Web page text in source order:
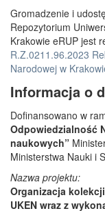
Gromadzenie i
Repozytorium
Krakowie eRUP jest
R.Z.0211.96.2023
Narodowej w
Informacja o
Dofinansowano w
Odpowiedzialność
naukowych”
Ministerstwa Nauki i
Nazwa projektu:
Organizacja
UKEN wraz z